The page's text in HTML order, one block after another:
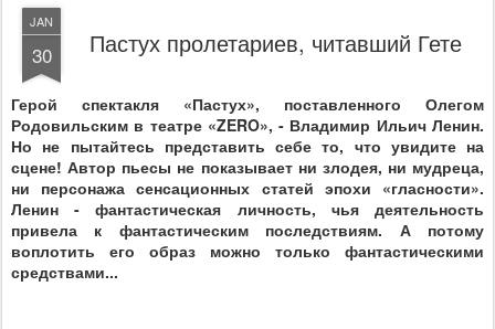
JAN
30 Пастух пролетариев, читавший Гете
Герой спектакля «Пастух», поставленного Олегом
Родовильским в театре «ZERO», - Владимир Ильич Ленин.
Но не пытайтесь представить себе то, что увидите на
сцене! Автор пьесы не показывает ни злодея, ни мудреца,
ни персонажа сенсационных статей эпохи «гласности».
Ленин - фантастическая личность, чья деятельность
привела к фантастическим последствиям. А потому
воплотить его образ можно только фантастическими
средствами...